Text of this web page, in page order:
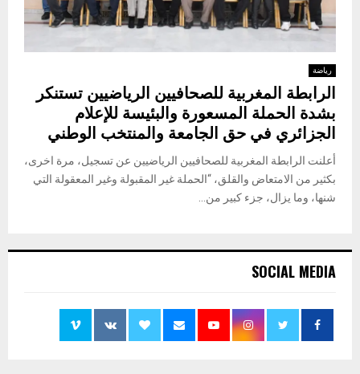
رياضة
الرابطة المغربية للصحافيين الرياضيين تستنكر
بشدة الحملة المسعورة والبئيسة للإعلام
الجزائري في حق الجامعة والمنتخب الوطني
أعلنت الرابطة المغربية للصحافيين الرياضيين عن تسجيل، مرة اخرى،
بكثير من الامتعاض والقلق، “الحملة غير المقبولة وغير المعقولة التي
شنها، وما يزال، جزء كبير من...
SOCIAL MEDIA